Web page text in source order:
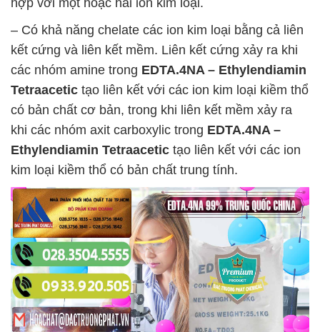
hợp với một hoặc hai ion kim loại.
– Có khả năng chelate các ion kim loại bằng cả liên
kết cứng và liên kết mềm. Liên kết cứng xảy ra khi
các nhóm amine trong EDTA.4NA – Ethylendiamin
Tetraacetic tạo liên kết với các ion kim loại kiềm thổ
có bản chất cơ bản, trong khi liên kết mềm xảy ra
khi các nhóm axit carboxylic trong EDTA.4NA –
Ethylendiamin Tetraacetic tạo liên kết với các ion
kim loại kiềm thổ có bản chất trung tính.